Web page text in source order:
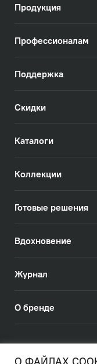
Продукция
Профессионалам
Поддержка
Скидки
Каталоги
Коллекции
Готовые решения
Вдохновение
Журнал
О бренде